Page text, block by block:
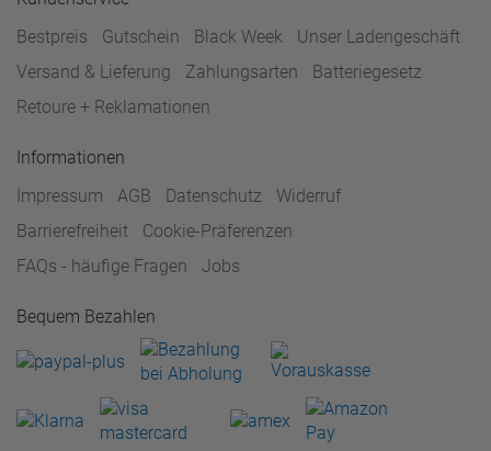
Bestpreis
Gutschein Black Week
Unser Ladengeschäft
Versand & Lieferung
Zahlungsarten
Batteriegesetz
Retoure + Reklamationen
Informationen
Impressum
AGB Datenschutz
Widerruf
Barrierefreiheit
Cookie-Präferenzen
FAQs - häufige Fragen
Jobs
Bequem Bezahlen